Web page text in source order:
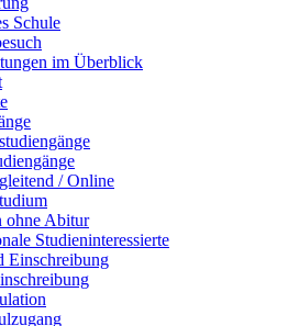
Schule
im Überblick
/ Online
ohne Abitur
Studieninteressierte
Einschreibung